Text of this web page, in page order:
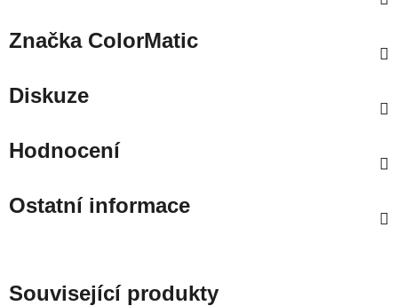
ZnačkaColorMatic
Diskuze
Hodnocení
Ostatní informace
Související produkty